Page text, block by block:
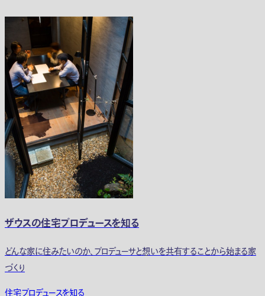
ザウスの住宅プロデュースを知る
どんな家に住みたいのか、プロデューサと想いを共有することから始まる家
づくり
住宅プロデュースを知る